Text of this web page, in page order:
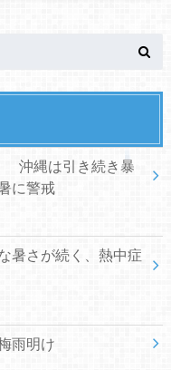
沖縄は引き続き暴
に警戒
暑さが続く、熱中症
雨明け